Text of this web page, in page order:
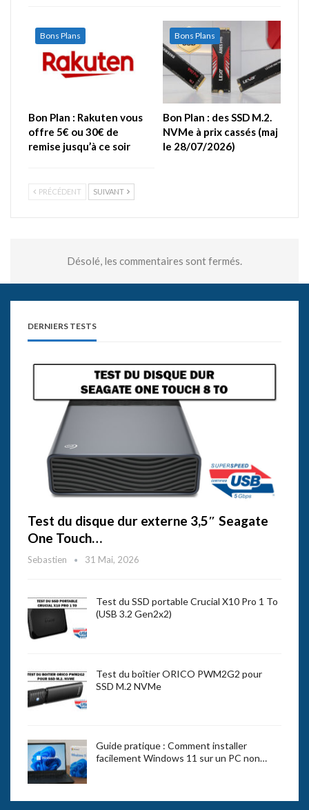
Bons Plans
Bon Plan : Rakuten vous
offre 5€ ou 30€ de
remise jusqu’à ce soir
Bons Plans
Bon Plan : des SSD M.2.
NVMe à prix cassés (maj
le 28/07/2026)
PRÉCÉDENT SUIVANT
Désolé, les commentaires sont fermés.
DERNIERS TESTS
Test du disque dur externe 3,5″ Seagate
One Touch…
Sebastien 31 Mai, 2026
Test du SSD portable Crucial X10 Pro 1 To
(USB 3.2 Gen2x2)
Test du boîtier ORICO PWM2G2 pour
SSD M.2 NVMe
Guide pratique : Comment installer
facilement Windows 11 sur un PC non…